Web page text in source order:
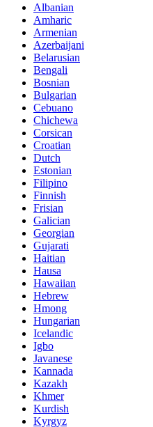
Albanian
Amharic
Armenian
Azerbaijani
Belarusian
Bengali
Bosnian
Bulgarian
Cebuano
Chichewa
Corsican
Croatian
Dutch
Estonian
Filipino
Finnish
Frisian
Galician
Georgian
Gujarati
Haitian
Hausa
Hawaiian
Hebrew
Hmong
Hungarian
Icelandic
Igbo
Javanese
Kannada
Kazakh
Khmer
Kurdish
Kyrgyz